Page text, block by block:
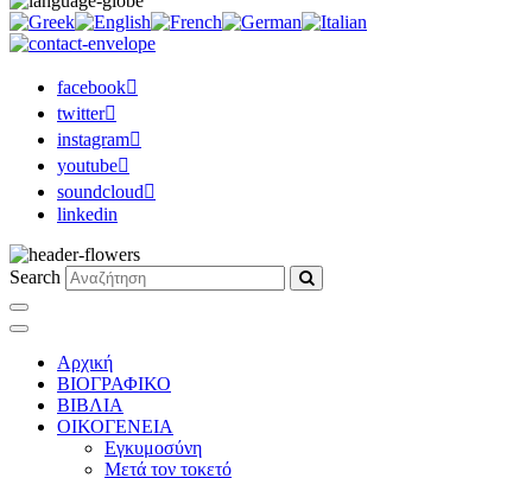
facebook
twitter
instagram
youtube
soundcloud
linkedin
Search
Αρχική
ΒΙΟΓΡΑΦΙΚΟ
ΒΙΒΛΙΑ
ΟΙΚΟΓΕΝΕΙΑ
Εγκυμοσύνη
Μετά τον τοκετό